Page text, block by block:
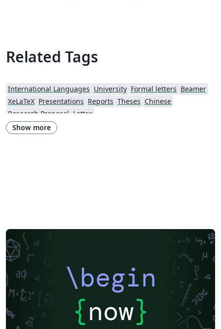
Related Tags
International Languages University Formal letters Beamer
XeLaTeX Presentations Reports Theses Chinese
Research Proposal Letter
Show more
\begin
{now}